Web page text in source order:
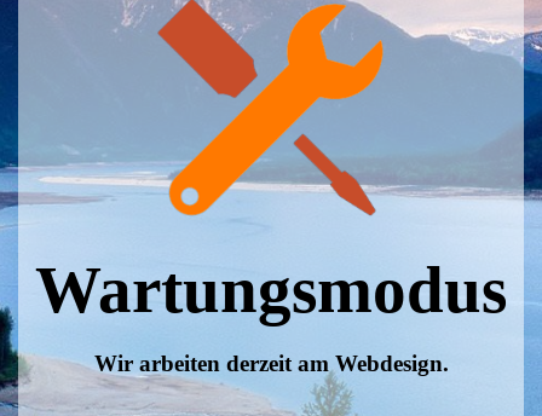
Wartungsmodus
Wir arbeiten derzeit am Webdesign.